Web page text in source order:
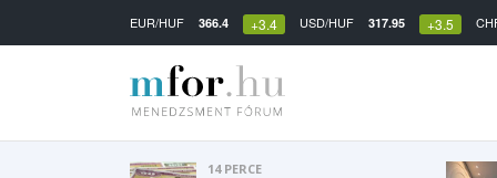
EUR/HUF 366.4 +3.4 USD/HUF 317.95 +3.5
14 PERCE